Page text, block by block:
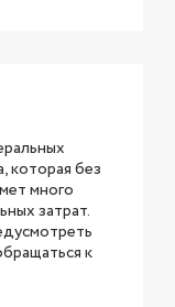
которая без
много
затрат.
к